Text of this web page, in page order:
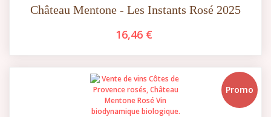
Château Mentone - Les Instants Rosé 2025
16,46 €
Promo